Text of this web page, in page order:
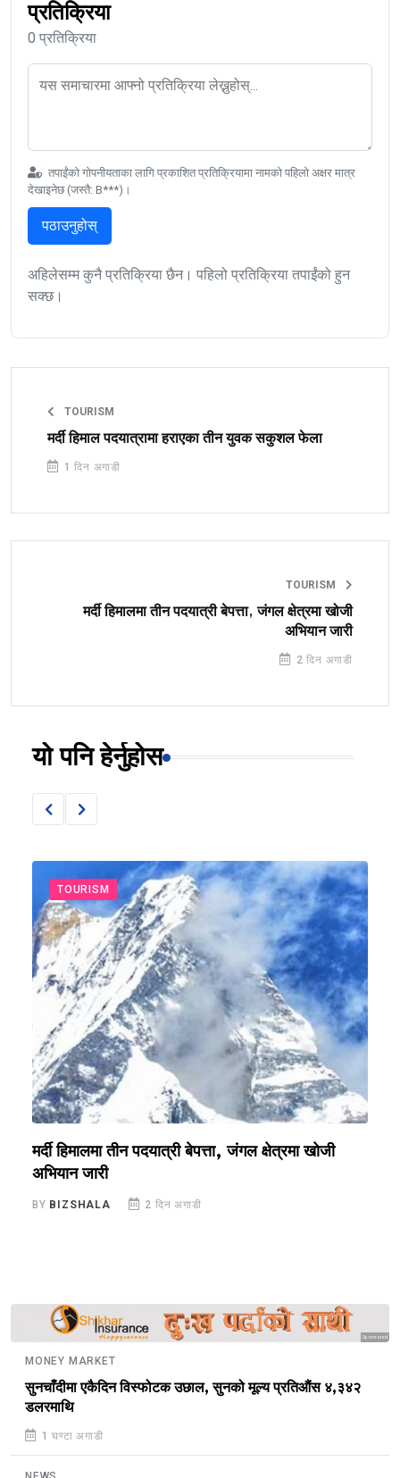
प्रतिक्रिया
0 प्रतिक्रिया
तपाईंको गोपनीयताका लागि प्रकाशित प्रतिक्रियामा नामको पहिलो अक्षर मात्र
देखाइनेछ (जस्तै: B***)।
पठाउनुहोस्
अहिलेसम्म कुनै प्रतिक्रिया छैन। पहिलो प्रतिक्रिया तपाईंको हुन
सक्छ।
TOURISM
मर्दी हिमाल पदयात्रामा हराएका तीन युवक सकुशल फेला
1 दिन अगाडी
TOURISM
मर्दी हिमालमा तीन पदयात्री बेपत्ता, जंगल क्षेत्रमा खोजी
अभियान जारी
2 दिन अगाडी
यो पनि हेर्नुहोस
TOURISM
मर्दी हिमालमा तीन पदयात्री बेपत्ता, जंगल क्षेत्रमा खोजी
अभियान जारी
BY BIZSHALA 2 दिन अगाडी
Sponsored
MONEY MARKET
सुनचाँदीमा एकैदिन विस्फोटक उछाल, सुनको मूल्य प्रतिऔंस ४,३४२
डलरमाथि
1 घण्टा अगाडी